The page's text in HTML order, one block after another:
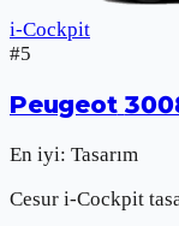
i-Cockpit
#5
Peugeot
En iyi: Tasarım
Cesur i-Cockpit